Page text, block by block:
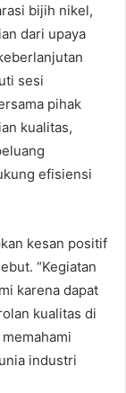
bijih nikel,
dari upaya
sesi
pihak
kualitas,
efisiensi
kesan positif
“Kegiatan
karena dapat
kualitas di
industri